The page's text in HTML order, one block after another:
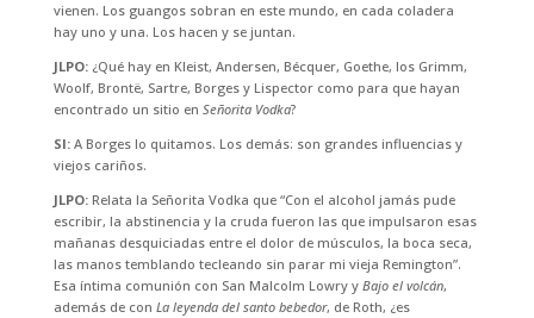
vienen. Los guangos sobran en este mundo, en cada coladera
hay uno y una. Los hacen y se juntan.
JLPO:¿Qué hay en Kleist, Andersen, Bécquer, Goethe, los Grimm,
Woolf, Brontë, Sartre, Borges y Lispector como para que hayan
encontrado un sitio en Señorita Vodka?
SI:A Borges lo quitamos. Los demás: son grandes influencias y
viejos cariños.
JLPO:Relata la Señorita Vodka que “Con el alcohol jamás pude
escribir, la abstinencia y la cruda fueron las que impulsaron esas
mañanas desquiciadas entre el dolor de músculos, la boca seca,
las manos temblando tecleando sin parar mi vieja Remington”.
Esa íntima comunión con San Malcolm Lowry y Bajo el volcán,
además de con La leyenda del santo bebedor, de Roth, ¿es